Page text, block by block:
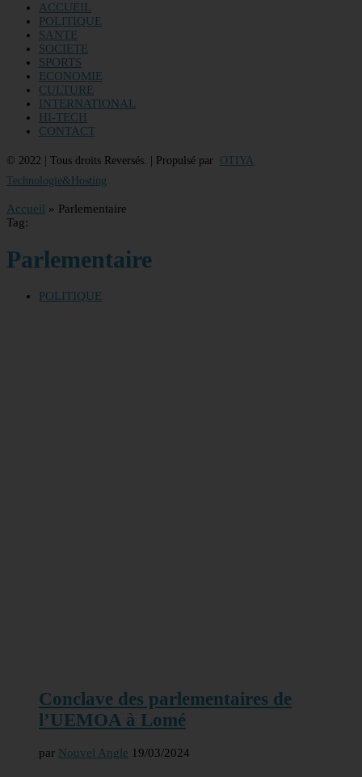
ACCUEIL
POLITIQUE
SANTE
SOCIETE
SPORTS
ECONOMIE
CULTURE
INTERNATIONAL
HI-TECH
CONTACT
© 2022 | Tous droits Reversés. | Propulsé par OTIYA
Technologie&Hosting
Accueil » Parlementaire
Tag:
Parlementaire
POLITIQUE
Conclave des parlementaires de
l’UEMOA à Lomé
par Nouvel Angle 19/03/2024